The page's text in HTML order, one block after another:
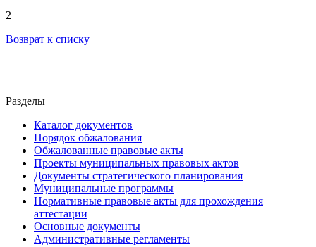
2
Возврат к списку
Разделы
Каталог документов
Порядок обжалования
Обжалованные правовые акты
Проекты муниципальных правовых актов
Документы стратегического планирования
Муниципальные программы
Нормативные правовые акты для прохождения
аттестации
Основные документы
Административные регламенты